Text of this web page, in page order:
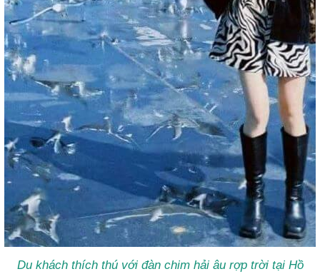
Du khách thích thú với đàn chim hải âu rợp trời tại Hồ